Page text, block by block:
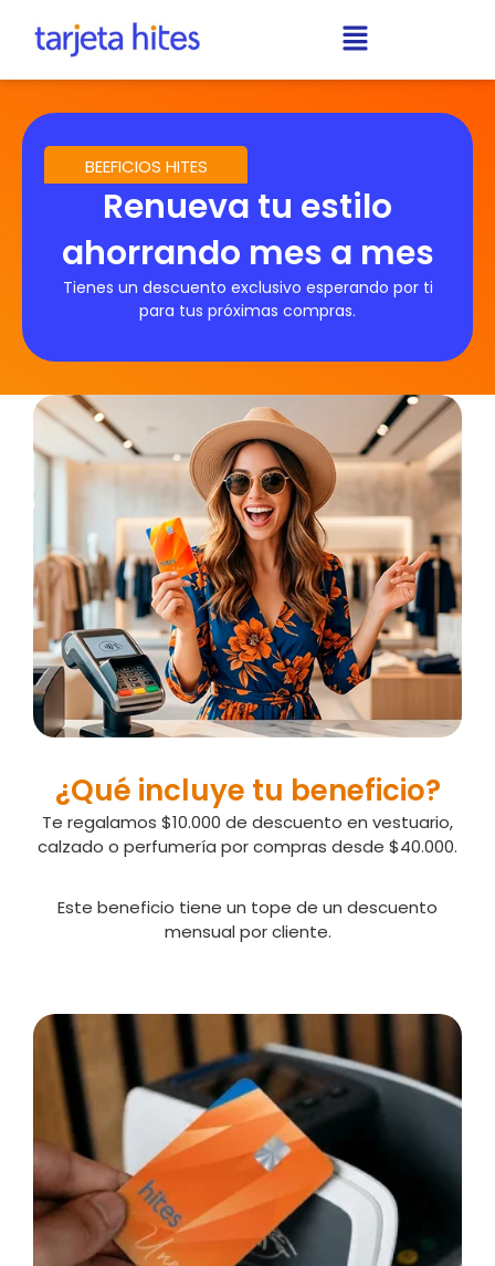
BEEFICIOS HITES
Renueva tu estilo
ahorrando mes a mes
Tienes un descuento exclusivo esperando por ti
para tus próximas compras.
¿Qué incluye tu beneficio?
Te regalamos $10.000 de descuento en vestuario,
calzado o perfumería por compras desde $40.000.
Este beneficio tiene un tope de un descuento
mensual por cliente.